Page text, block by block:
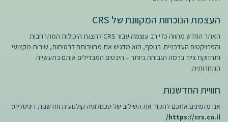
העצמת הנוכחות המקוונת של CRS
האתר החדש מהווה כלי רב עוצמה עבור CRS להצגת היכולות המתרחבות
והפרויקטים העדכניים. בנוסף, הוא מדגיש את מחויבותם לבטיחות, שירות מקצועי
ותחזוקת ציוד ברמה הגבוהה ביותר – היבטים המבדילים אותם בתעשייה
התחרותית.
חוויית החדשנות
אנו מזמינים אתכם לחקור את השילוב של טכנולוגיה קולנועית וחדשנות דיגיטלית:
https://crs.co.il/